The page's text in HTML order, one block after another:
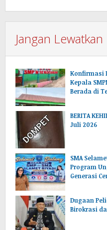
Jangan Lewatkan
Konfirmasi
Kepala
Berada di
BERITA
Juli 2026
SMA
Program
Generasi
Dugaan
Birokrasi